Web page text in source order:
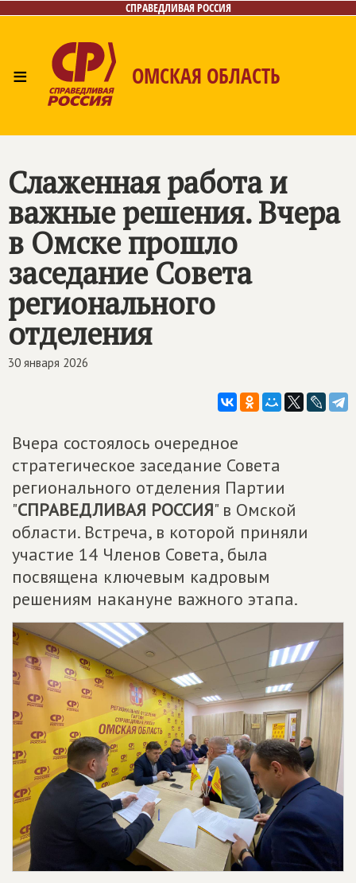
СПРАВЕДЛИВАЯ РОССИЯ
≡ ОМСКАЯ ОБЛАСТЬ
Контакты
Слаженная работа и
важные решения. Вчера
в Омске прошло
заседание Совета
регионального
отделения
30 января 2026
Вчера состоялось очередное
стратегическое заседание Совета
регионального отделения Партии
"СПРАВЕДЛИВАЯ РОССИЯ" в Омской
области. Встреча, в которой приняли
участие 14 Членов Совета, была
посвящена ключевым кадровым
решениям накануне важного этапа.